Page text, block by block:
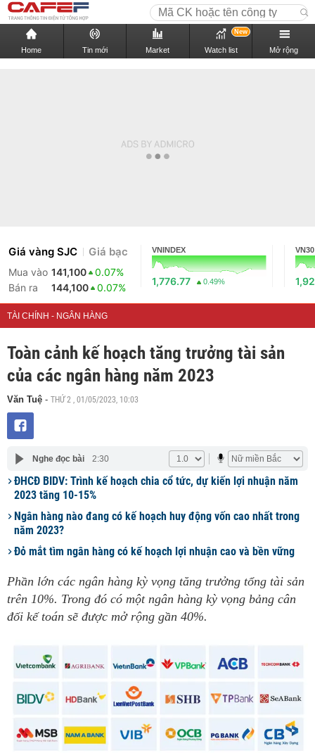
Home Tin mới Market Watch list
New
Mở rộng
Giá vàng SJC Giá bạc
Mua vào 141,100
0.07%
Bán ra
144,100 0.07%
VNINDEX
1,776.77 0.49%
VN30
TÀI CHÍNH - NGÂN HÀNG
Toàn cảnh kế hoạch tăng trưởng tài sản
của các ngân hàng năm 2023
Văn Tuệ - THỨ 2 , 01/05/2023, 10:03
Nghe đọc bài 2:30
ĐHCĐ BIDV: Trình kế hoạch chia cổ tức, dự kiến lợi nhuận năm
2023 tăng 10-15%
Ngân hàng nào đang có kế hoạch huy động vốn cao nhất trong
năm 2023?
Đỏ mắt tìm ngân hàng có kế hoạch lợi nhuận cao và bền vững
Phần lớn các ngân hàng kỳ vọng tăng trưởng tổng tài sản
trên 10%. Trong đó có một ngân hàng kỳ vọng bảng cân
đối kế toán sẽ được mở rộng gần 40%.